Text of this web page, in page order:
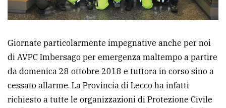
TESTATE
Giornate particolarmente impegnative anche per noi
di AVPC Imbersago per emergenza maltempo a partire
da domenica 28 ottobre 2018 e tuttora in corso sino a
cessato allarme. La Provincia di Lecco ha infatti
richiesto a tutte le organizzazioni di Protezione Civile